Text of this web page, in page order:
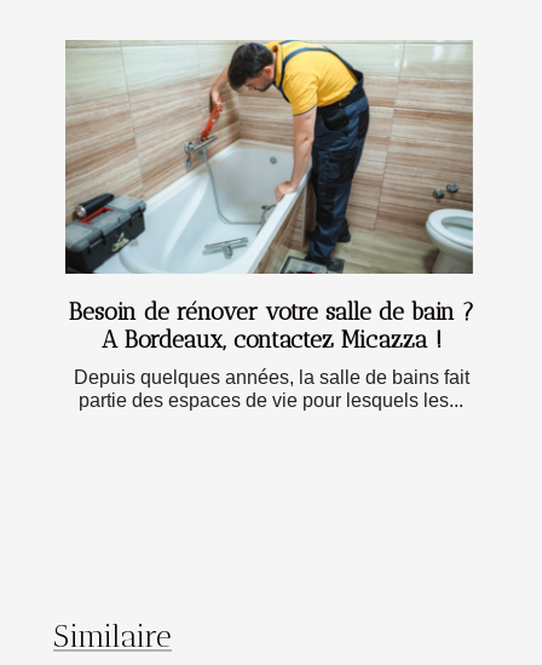
Besoin de rénover votre salle de bain ?
A Bordeaux, contactez Micazza !
Depuis quelques années, la salle de bains fait
partie des espaces de vie pour lesquels les...
Similaire